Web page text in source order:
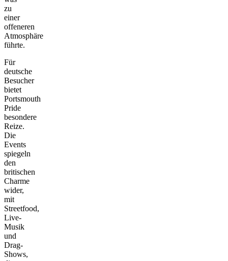
zu
einer
offeneren
Atmosphäre
führte.
Für
deutsche
Besucher
bietet
Portsmouth
Pride
besondere
Reize.
Die
Events
spiegeln
den
britischen
Charme
wider,
mit
Streetfood,
Live-
Musik
und
Drag-
Shows,